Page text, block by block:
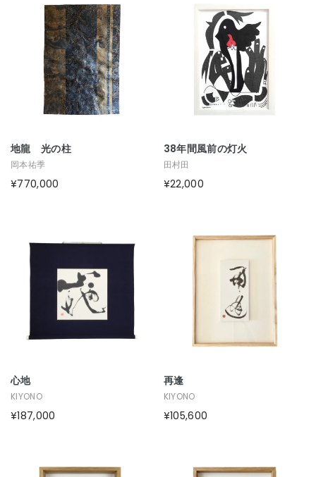
地龍 光の柱
岡本祐季
¥770,000
38年間風前の灯火
田村田
¥22,000
心地
KIYONO
¥187,000
再逢
KIYONO
¥105,600